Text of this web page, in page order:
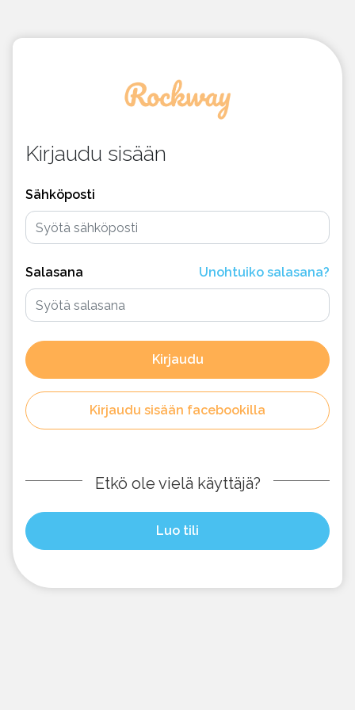
Kirjaudu sisään
Sähköposti
Salasana Unohtuiko salasana?
Kirjaudu
Kirjaudu sisään facebookilla
Etkö ole vielä käyttäjä?
Luo tili